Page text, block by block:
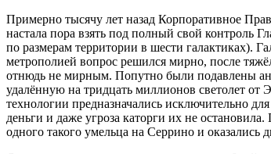
Примерно тысячу лет назад Корпоративное
настала пора взять под полный свой контроль
по размерам территории в шести галактиках).
метрополией вопрос решился мирно, после
отнюдь не мирным. Попутно были подавлены
удалённую на тридцать миллионов светолет от
технологии предназначались исключительно
деньги и даже угроза каторги их не
одного такого умельца на Серрино и оказались